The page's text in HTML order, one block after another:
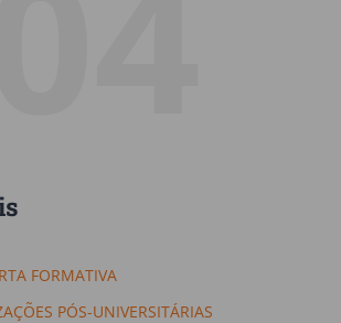
FORMATIVA
PÓS-UNIVERSITÁRIAS